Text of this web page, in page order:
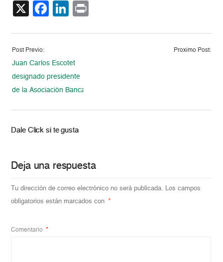
X Facebook
LinkedIn
Post Previo:
Juan Carlos Escotet
designado presidente
de la Asociación Bancaria de Venezuela
Proximo Post:
Dale Click si te gusta
Deja una respuesta
Tu dirección de correo electrónico no será publicada. Los campos
obligatorios están marcados con
*
Comentario *